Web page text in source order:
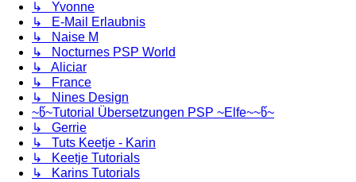
↳ Yvonne
↳ E-Mail Erlaubnis
↳ Naise M
↳ Nocturnes PSP World
↳ Aliciar
↳ France
↳ Nines Design
~წ~Tutorial Übersetzungen PSP ~Elfe~~წ~
↳ Gerrie
↳ Tuts Keetje - Karin
↳ Keetje Tutorials
↳ Karins Tutorials